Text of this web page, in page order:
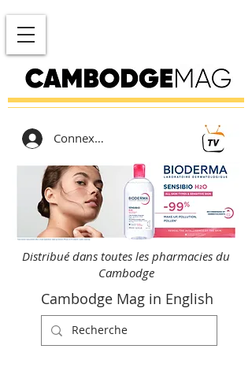
Connexion
Distribué dans toutes les pharmacies du
Cambodge
Cambodge Mag in English